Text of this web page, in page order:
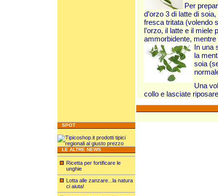
SPOT
LE ALTRE NEWS
Ricetta per fortificare le
unghie
Lotta alle zanzare...la natura
ci aiuta!
Per
d’orzo 3 di latte di
fresca tritata (volendo
l’orzo, il latte e il miele
ammorbidente,
In una
la
soia
Una
collo e lasciate